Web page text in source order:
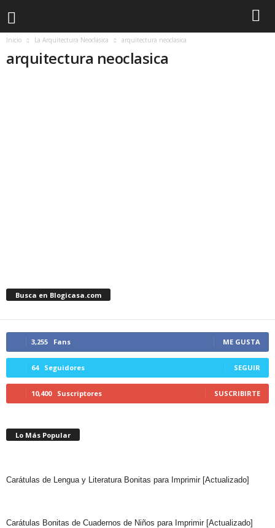
Inicio La Arquitectura Neoclásica arquitectura neoclasica
arquitectura neoclasica
Busca en Blogicasa.com
3,255 Fans ME GUSTA
64 Seguidores SEGUIR
10,400 Suscriptores SUSCRIBIRTE
Lo Más Popular
Carátulas de Lengua y Literatura Bonitas para Imprimir [Actualizado]
Carátulas Bonitas de Cuadernos de Niños para Imprimir [Actualizado]